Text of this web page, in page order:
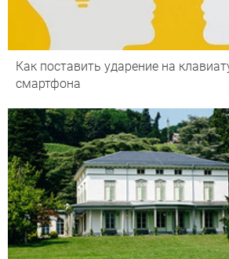
Как поставить ударение на
смартфона